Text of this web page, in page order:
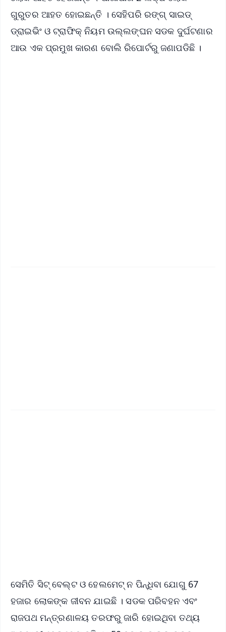
ଗୁରୁତର ଆହତ ହୋଇଛନ୍ତି । ସେହିପରି ରଙ୍ଗ୍ ସାଇଡ୍
ଡ୍ରାଇଭିଂ ଓ ଟ୍ରାଫିକ୍ ନିୟମ ଉଲ୍ଲଙ୍ଘନ ସଡକ ଦୁର୍ଘଟଣାର
ଆଉ ଏକ ପ୍ରମୁଖ କାରଣ ବୋଲି ରିପୋର୍ଟରୁ ଜଣାପଡିଛି ।
ସେମିତି ସିଟ୍ ବେଲ୍ଟ ଓ ହେଲମେଟ୍ ନ ପିନ୍ଧିବା ଯୋଗୁ 67
ହଜାର ଲୋକଙ୍କ ଜୀବନ ଯାଇଛି । ସଡକ ପରିବହନ ଏବଂ
ରାଜପଥ ମନ୍ତ୍ରଣାଳୟ ତରଫରୁ ଜାରି ହୋଇଥିବା ତଥ୍ୟ